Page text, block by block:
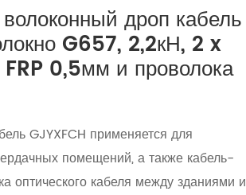
дроп кабель
G657, 2,2кН, 2 x
FRP 0,5мм и проволока
GJYXFCH применяется для
помещений, а также кабель-
оптического кабеля между зданиями и